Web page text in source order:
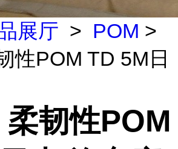
展厅 > POM >
性POM TD 5M日
韧性POM